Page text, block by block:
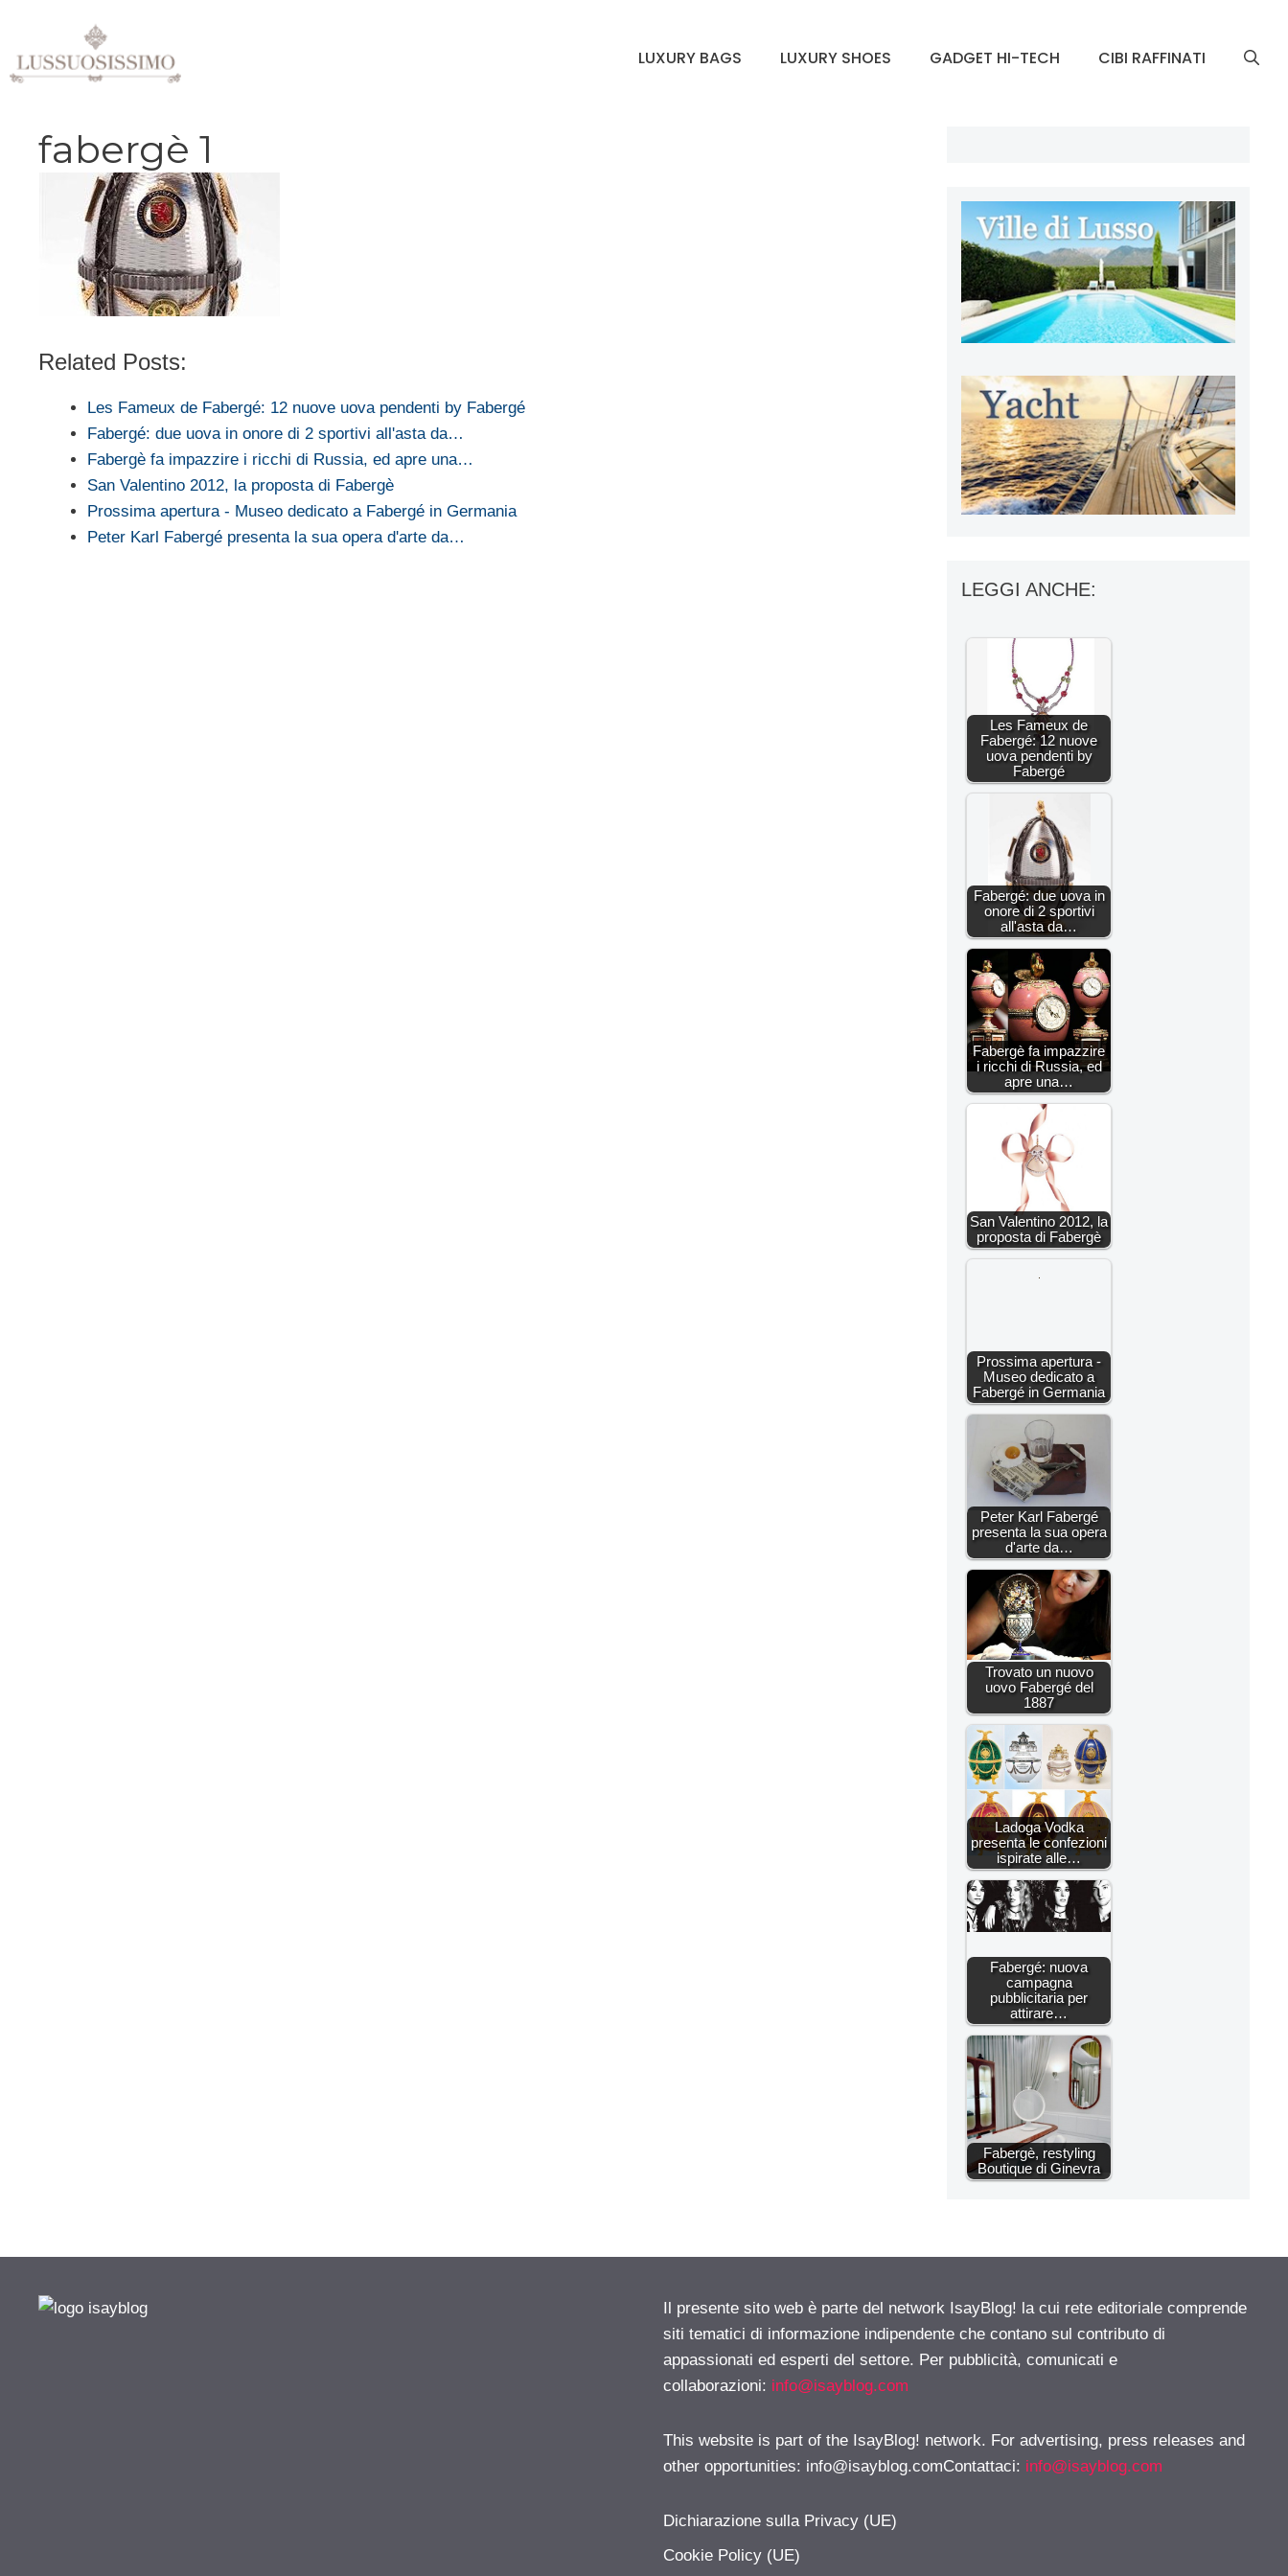
contenuto
LUXURY BAGS LUXURY SHOES GADGET HI-TECH CIBI RAFFINATI
fabergè 1
Related Posts:
Les Fameux de Fabergé: 12 nuove uova pendenti by Fabergé
Fabergé: due uova in onore di 2 sportivi all'asta da…
Fabergè fa impazzire i ricchi di Russia, ed apre una…
San Valentino 2012, la proposta di Fabergè
Prossima apertura - Museo dedicato a Fabergé in Germania
Peter Karl Fabergé presenta la sua opera d'arte da…
LEGGI ANCHE:
Les Fameux de
Fabergé: 12 nuove
uova pendenti by
Fabergé
Fabergé: due uova in
onore di 2 sportivi
all'asta da…
Fabergè fa impazzire
i ricchi di Russia, ed
apre una…
San Valentino 2012, la
proposta di Fabergè
Prossima apertura -
Museo dedicato a
Fabergé in Germania
Peter Karl Fabergé
presenta la sua opera
d'arte da…
Trovato un nuovo
uovo Fabergé del
1887
Ladoga Vodka
presenta le confezioni
ispirate alle…
Fabergé: nuova
campagna
pubblicitaria per
attirare…
Fabergè, restyling
Boutique di Ginevra
Il presente sito web è parte del network IsayBlog! la cui rete editoriale comprende
siti tematici di informazione indipendente che contano sul contributo di
appassionati ed esperti del settore. Per pubblicità, comunicati e
collaborazioni: info@isayblog.com
This website is part of the IsayBlog! network. For advertising, press releases and
other opportunities: info@isayblog.comContattaci: info@isayblog.com
Dichiarazione sulla Privacy (UE)
Cookie Policy (UE)